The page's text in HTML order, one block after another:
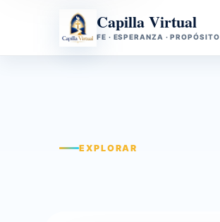
Capilla Virtual
FE · ESPERANZA · PROPÓSITO
EXPLORAR